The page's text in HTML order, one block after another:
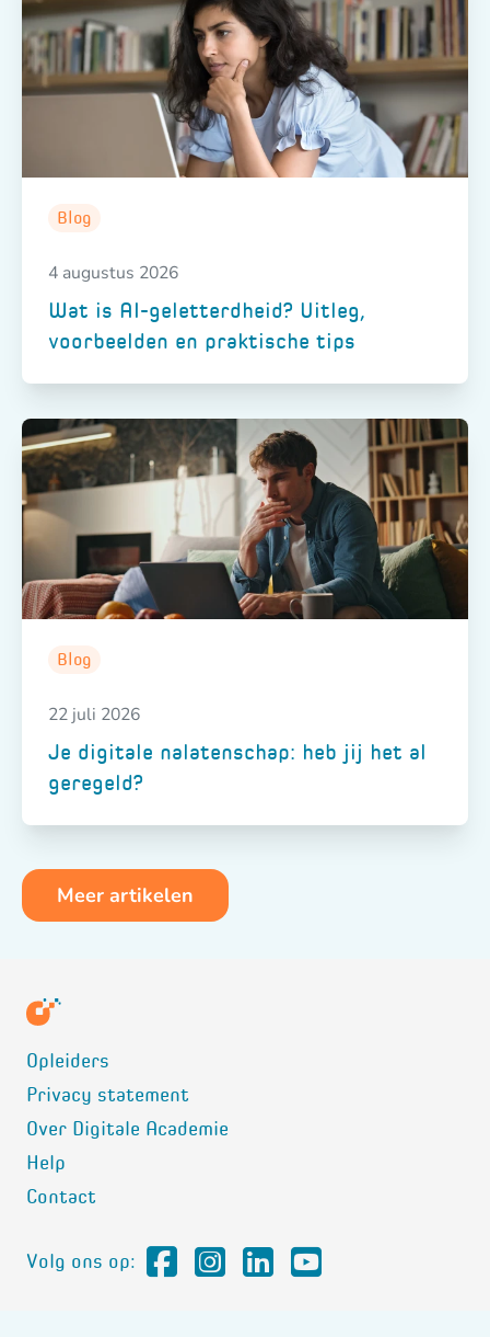
Blog
4 augustus 2026
Wat is AI-geletterdheid? Uitleg,
voorbeelden en praktische tips
Blog
22 juli 2026
Je digitale nalatenschap: heb jij het al
geregeld?
Meer artikelen
Opleiders
Privacy statement
Over Digitale Academie
Help
Contact
Volg ons op: